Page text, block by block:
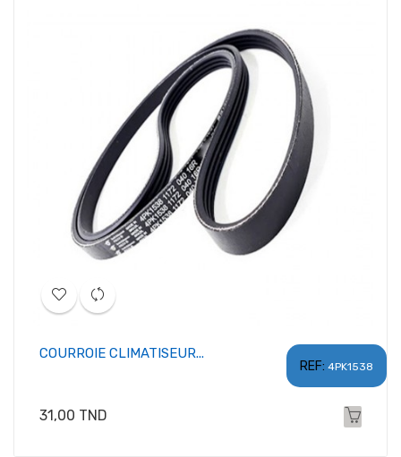
REF: 4PK1538
COURROIE CLIMATISEUR...
Prix
31,00 TND